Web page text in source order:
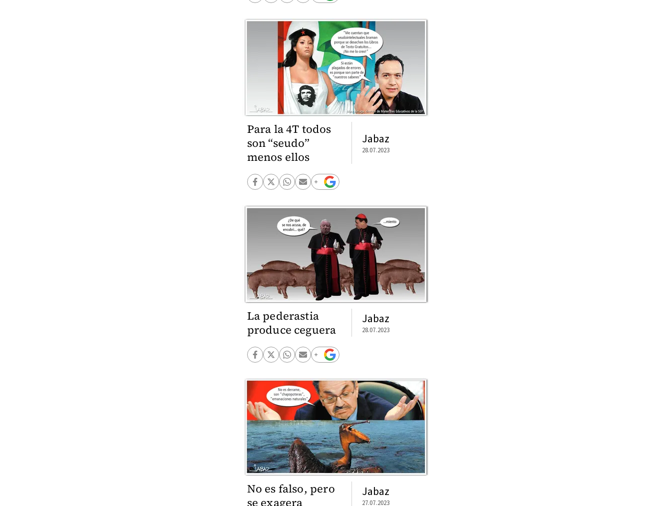
Para la 4T todos
son “seudo”
menos ellos
Jabaz
28.07.2023
La pederastia
produce ceguera
Jabaz
28.07.2023
No es falso, pero
se exagera
Jabaz
27.07.2023